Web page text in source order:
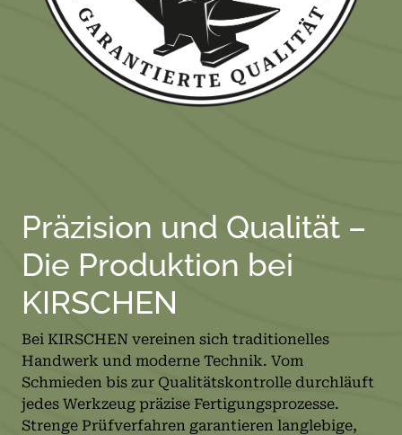
Präzision und Qualität –
Die Produktion bei
KIRSCHEN
Bei KIRSCHEN vereinen sich traditionelles
Handwerk und moderne Technik. Vom
Schmieden bis zur Qualitätskontrolle durchläuft
jedes Werkzeug präzise Fertigungsprozesse.
Strenge Prüfverfahren garantieren langlebige,